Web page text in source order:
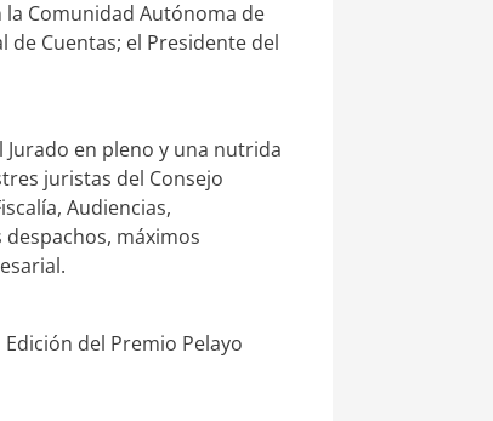
la Comunidad Autónoma de
de Cuentas; el Presidente del
en pleno y una nutrida
juristas del Consejo
Audiencias,
máximos
del Premio Pelayo